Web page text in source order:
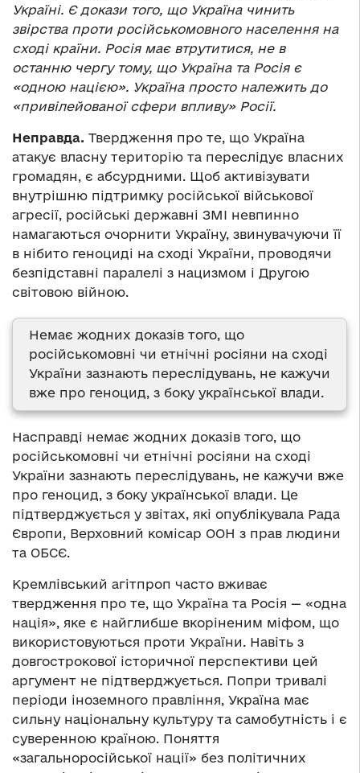
Україні. Є докази того, що Україна чинить
звірства проти російськомовного населення на
сході країни. Росія має втрутитися, не в
останню чергу тому, що Україна та Росія є
«одною нацією». Україна просто належить до
«привілейованої сфери впливу» Росії.
Неправда. Твердження про те, що Україна
атакує власну територію та переслідує власних
громадян, є абсурдними. Щоб активізувати
внутрішню підтримку російської військової
агресії, російські державні ЗМІ невпинно
намагаються очорнити Україну, звинувачуючи її
в нібито геноциді на сході України, проводячи
безпідставні паралелі з нацизмом і Другою
світовою війною.
Немає жодних доказів того, що
російськомовні чи етнічні росіяни на сході
України зазнають переслідувань, не кажучи
вже про геноцид, з боку української влади.
Насправді немає жодних доказів того, що
російськомовні чи етнічні росіяни на сході
України зазнають переслідувань, не кажучи вже
про геноцид, з боку української влади. Це
підтверджується у звітах, які опублікувала Рада
Європи, Верховний комісар ООН з прав людини
та ОБСЄ.
Кремлівський агітпроп часто вживає
твердження про те, що Україна та Росія — «одна
нація», яке є найглибше вкоріненим міфом, що
використовуються проти України. Навіть з
довгострокової історичної перспективи цей
аргумент не підтверджується. Попри тривалі
періоди іноземного правління, Україна має
сильну національну культуру та самобутність і є
суверенною країною. Поняття
«загальноросійської нації» без політичних